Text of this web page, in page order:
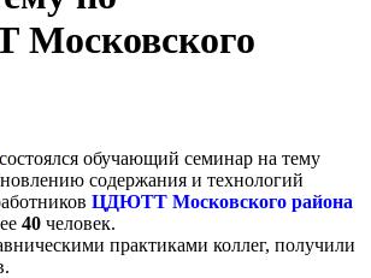
Московского
состоялся обучающий семинар на тему
содержания и технологий
ЦДЮТТ Московского района
40 человек.
практиками коллег, получили